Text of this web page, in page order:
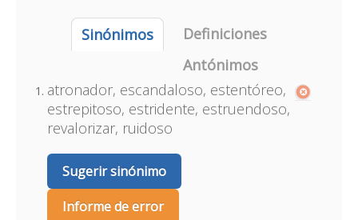
Sinónimos
Definiciones
Antónimos
atronador, escandaloso, estentóreo,
estrepitoso, estridente, estruendoso,
revalorizar, ruidoso
Sugerir sinónimo
Informe de error